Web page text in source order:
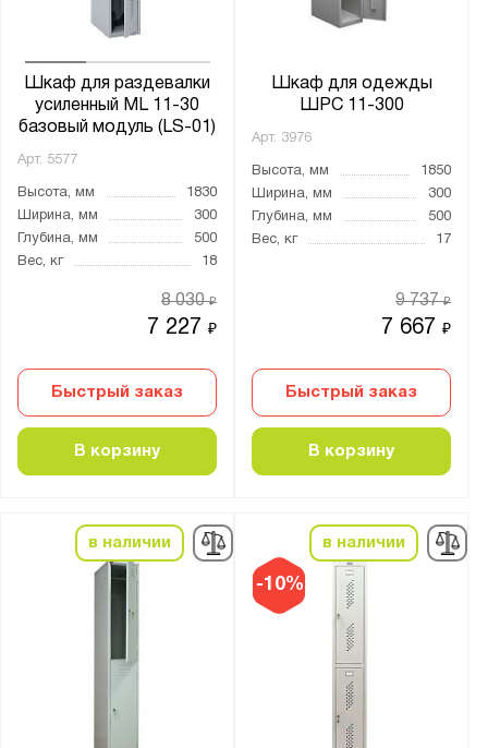
Шкаф для раздевалки
усиленный ML 11-30
базовый модуль (LS-01)
Арт. 5577
Высота, мм
1830
Ширина, мм
300
Глубина, мм
500
Вес, кг
18
7 227₽
8 030₽
Быстрый заказ
В корзину
Шкаф для одежды
ШРС 11-300
Арт. 3976
Высота, мм
1850
Ширина, мм
300
Глубина, мм
500
Вес, кг
17
7 667₽
9 737₽
Быстрый заказ
В корзину
в наличии
-10%
в наличии
ШРК
ШРМ
ШРС
ШРЭК
Сбросить